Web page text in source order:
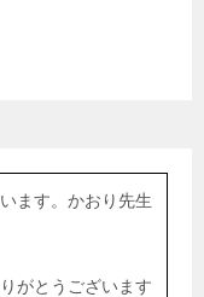
ます。かおり先生
がとうございます